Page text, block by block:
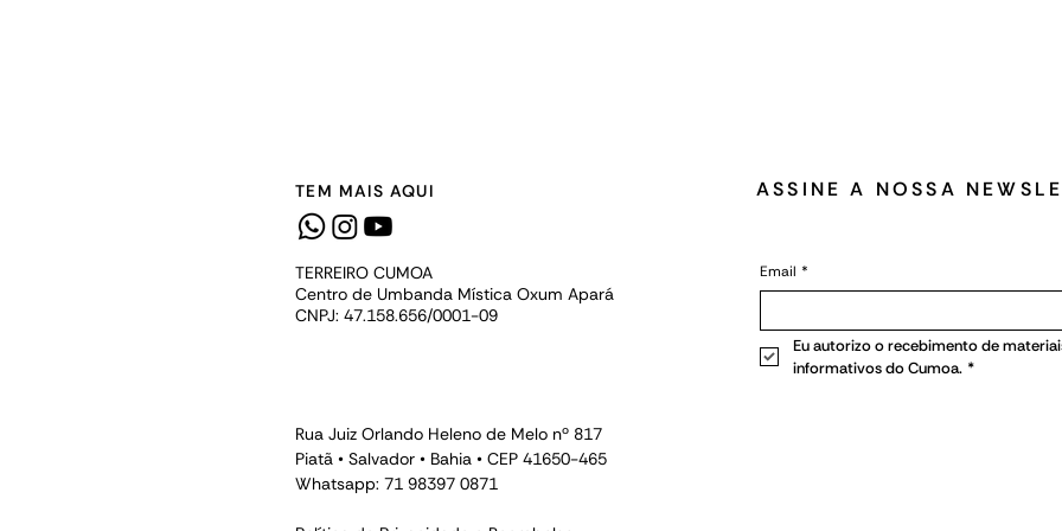
TEM MAIS AQUI
TERREIRO CUMOA
Centro de Umbanda Mística Oxum Apará
CNPJ: 47.158.656/0001-09
ASSINE A NOSSA
Email *
Eu autorizo o recebimento de
informativos do Cumoa. *
Rua Juiz Orlando Heleno de Melo nº 817
Piatã • Salvador • Bahia • CEP 41650-465
Whatsapp: 71 98397 0871